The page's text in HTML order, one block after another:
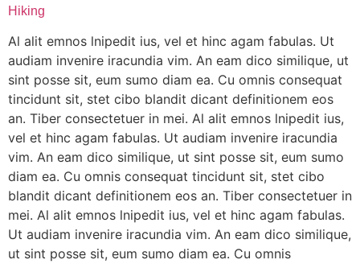
Hiking
Al alit emnos lnipedit ius, vel et hinc agam fabulas. Ut
audiam invenire iracundia vim. An eam dico similique, ut
sint posse sit, eum sumo diam ea. Cu omnis consequat
tincidunt sit, stet cibo blandit dicant definitionem eos
an. Tiber consectetuer in mei. Al alit emnos lnipedit ius,
vel et hinc agam fabulas. Ut audiam invenire iracundia
vim. An eam dico similique, ut sint posse sit, eum sumo
diam ea. Cu omnis consequat tincidunt sit, stet cibo
blandit dicant definitionem eos an. Tiber consectetuer in
mei. Al alit emnos lnipedit ius, vel et hinc agam fabulas.
Ut audiam invenire iracundia vim. An eam dico similique,
ut sint posse sit, eum sumo diam ea. Cu omnis